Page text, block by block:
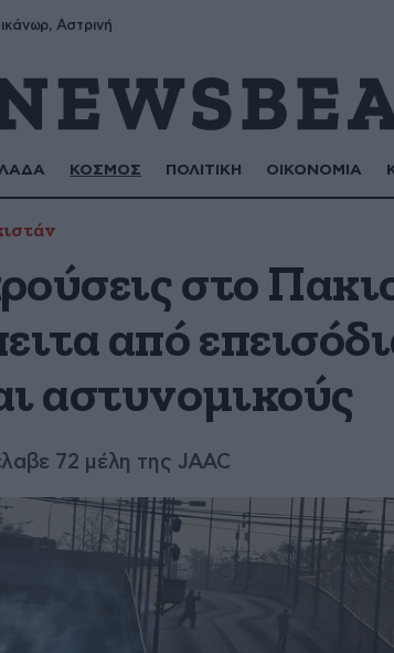
Αστρινή
ΚΟΣΜΟΣ ΠΟΛΙΤΙΚΗ ΟΙΚΟΝΟΜΙΑ
στο
από
αστυνομικούς
72 μέλη της JAAC